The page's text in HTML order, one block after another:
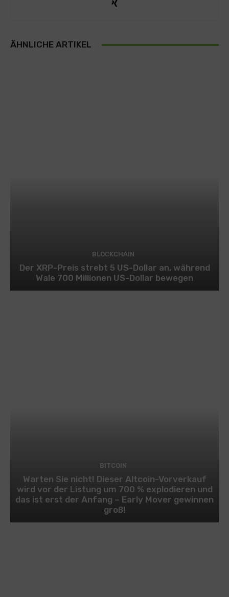
ÄHNLICHE ARTIKEL
BLOCKCHAIN
Der XRP-Preis strebt 5 US-Dollar an, während
Wale 700 Millionen US-Dollar bewegen
BITCOIN
Warten Sie nicht! Dieser Altcoin-Vorverkauf
wird vor der Listung um 700 % explodieren und
das ist erst der Anfang – Early Mover gewinnen
groß!